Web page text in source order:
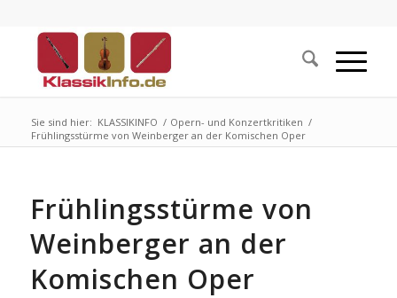
Sie sind hier: KLASSIKINFO / Opern- und Konzertkritiken /
Frühlingsstürme von Weinberger an der Komischen Oper
Frühlingsstürme von
Weinberger an der
Komischen Oper